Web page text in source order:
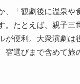
「観劇後に温泉や
。たとえば、親子
便利。大衆演劇は
選びまで含めて旅